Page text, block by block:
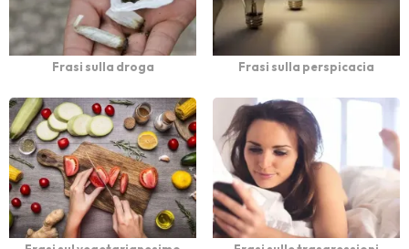
Frasi sulla droga Frasi sulla perspicacia